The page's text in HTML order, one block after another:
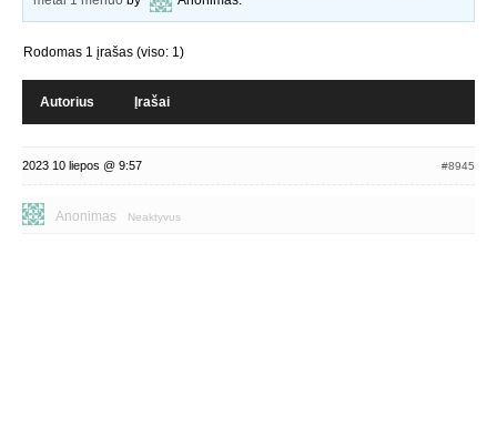
Rodomas 1 įrašas (viso: 1)
Autorius Įrašai
2023 10 liepos @ 9:57 #8945
Anonimas Neaktyvus